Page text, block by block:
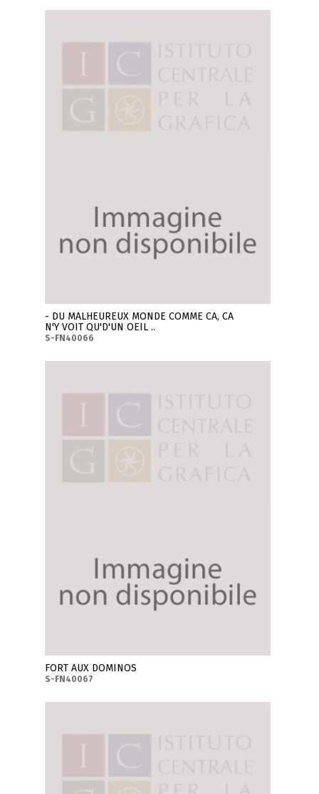
- DU MALHEUREUX MONDE COMME CA, CA
N'Y VOIT QU'D'UN OEIL ..
S-FN40066
FORT AUX DOMINOS
S-FN40067